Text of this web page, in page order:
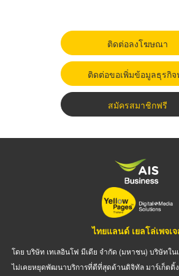
ติดต่อลงโฆษณา
ติดต่อขอเพิ่มข้อมูลธุรกิจ
สมัครสมาชิกฟรี
ไทยแลนด์ เยลโล่เพจเ
โดย บริษัท เทเลอินโฟ มีเดีย จำกัด (มหาชน) บริษัทใน
ไม่เคยหยุดพัฒนาบริการที่ดีที่สุดด้านดิจิทัล มาร์เก็ตติ้